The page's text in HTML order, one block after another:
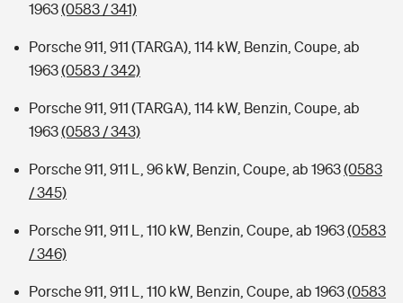
1963(0583 / 341)
Porsche 911, 911 (TARGA), 114 kW, Benzin, Coupe, ab
1963(0583 / 342)
Porsche 911, 911 (TARGA), 114 kW, Benzin, Coupe, ab
1963(0583 / 343)
Porsche 911, 911 L, 96 kW, Benzin, Coupe, ab 1963(0583
/ 345)
Porsche 911, 911 L, 110 kW, Benzin, Coupe, ab 1963(0583
/ 346)
Porsche 911, 911 L, 110 kW, Benzin, Coupe, ab 1963(0583